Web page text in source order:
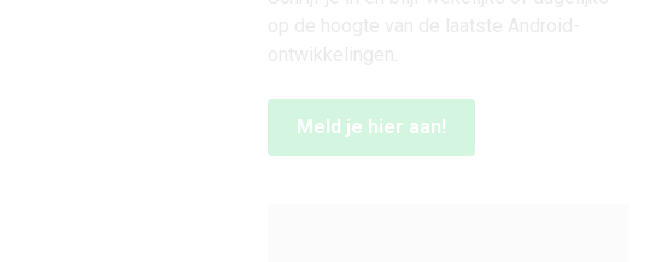
Meld je hier aan!